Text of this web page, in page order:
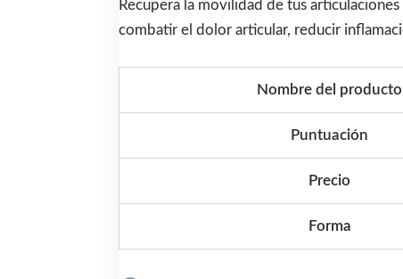
Recupera la movilidad de tus
combatir el dolor articular, reducir
Nombre del producto
Puntuación
Precio
Forma